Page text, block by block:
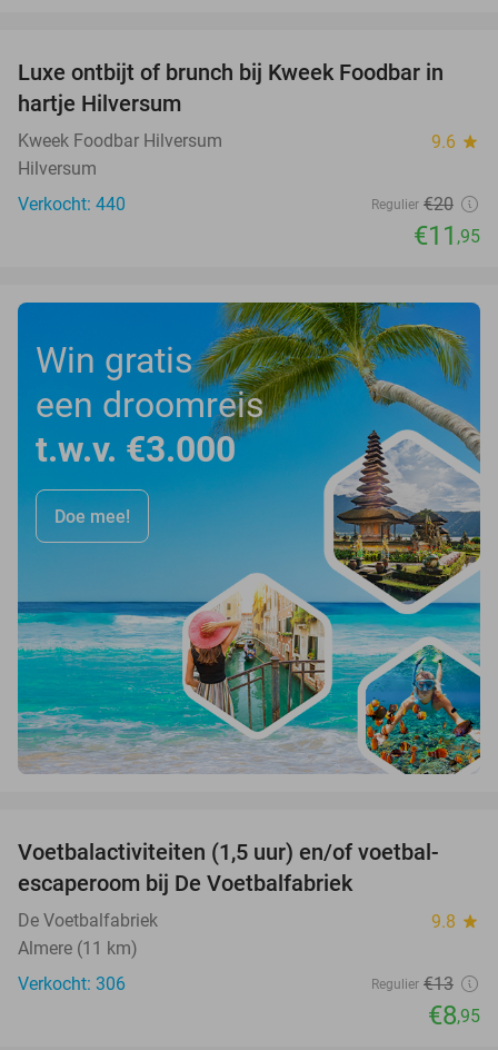
40%
Luxe ontbijt of brunch bij Kweek Foodbar in
hartje Hilversum
Kweek Foodbar Hilversum 9.6 star
Hilversum
Verkocht: 440
Regulier €20
€11 ,95
Win gratis
een droomreis
t.w.v. €3.000
Doe mee!
31%
Voetbalactiviteiten (1,5 uur) en/of voetbal-
escaperoom bij De Voetbalfabriek
De Voetbalfabriek 9.8 star
Almere (11 km)
Verkocht: 306
Regulier €13
€8,95